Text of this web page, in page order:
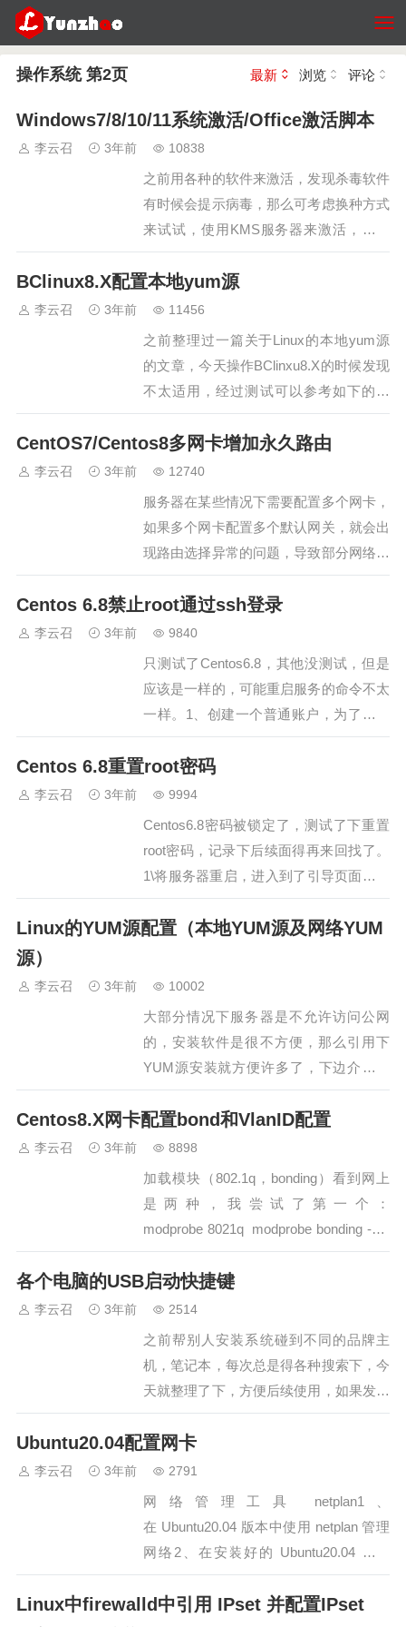
操作系统 第2页 最新 浏览 评论
Windows7/8/10/11系统激活/Office激活脚本
李云召 3年前 10838
之前用各种的软件来激活，发现杀毒软件
有时候会提示病毒，那么可考虑换种方式
来试试，使用KMS服务器来激活，最近
总是用到，就把查到的方法记录下，原链
接在这里--> KMS，当然也可以从本文的
下边选择下载激活。【①】激活Windows
系统要求：尽可能不使用大神精简系统，
ghost系统，等一系列被人二…
BClinux8.X配置本地yum源
李云召 3年前 11456
之前整理过一篇关于Linux的本地yum源
的文章，今天操作BClinxu8.X的时候发现
不太适用，经过测试可以参考如下的方
法。1、首先需要准备系统的对应镜像，
上传到/mnt/soft下；2、将镜像挂载
到/mnt/cdrom下（…
CentOS7/Centos8多网卡增加永久路由
李云召 3年前 12740
服务器在某些情况下需要配置多个网卡，
如果多个网卡配置多个默认网关，就会出
现路由选择异常的问题，导致部分网络不
能正确的选择网卡，呢么可以通过增加指
定路由的方式规避，直奔主题：Centos7
增加路由的方法方式一：执行以下命令打
开路由配置文件进行编辑（如果没有文件
可以直接创建）：…
Centos 6.8禁止root通过ssh登录
李云召 3年前 9840
只测试了Centos6.8，其他没测试，但是
应该是一样的，可能重启服务的命令不太
一样。1、创建一个普通账户，为了禁止
root登陆后登录。2、编辑 SSH 配置：vi
/etc/ssh/sshd_config使用"/"命令进行查
找：PermitRootLogin，改为 Permi…
Centos 6.8重置root密码
李云召 3年前 9994
Centos6.8密码被锁定了，测试了下重置
root密码，记录下后续面得再来回找了。
1\将服务器重启，进入到了引导页面，然
后按“E”…
Linux的YUM源配置（本地YUM源及网络YUM
源）
李云召 3年前 10002
大部分情况下服务器是不允许访问公网
的，安装软件是很不方便，那么引用下
YUM源安装就方便许多了，下边介绍下
两种的配置方式：本地和网络的。本地配
置YUM源1、根据个人喜好使用各种方法
上传到服务器，或者是通过cdrom的方式
挂载下。创建两个目录，一个用来存放
ISO文件，一个用来挂在ISO镜像 [root…
Centos8.X网卡配置bond和VlanID配置
李云召 3年前 8898
加载模块（802.1q，bonding）看到网上
是两种，我尝试了第一个：
modprobe 8021q modprobe bonding -----
------------------- modprobe --first-
time 8021q&…
各个电脑的USB启动快捷键
李云召 3年前 2514
之前帮别人安装系统碰到不同的品牌主
机，笔记本，每次总是得各种搜索下，今
天就整理了下，方便后续使用，如果发现
哪个品牌的不正确，感谢大家评论反馈
下，不过有的电脑默认是不开启USB快速
启动，需要进入bios中设置下，进入bios
的方法基本为ESC、F2、Delete按键。…
Ubuntu20.04配置网卡
李云召 3年前 2791
网络管理工具 netplan1、
在 Ubuntu20.04 版本中使用 netplan 管理
网络2、在安装好的 Ubuntu20.04 中没
有 networking 和 NetworkManage 服…
Linux中firewalld中引用 IPset 并配置IPset